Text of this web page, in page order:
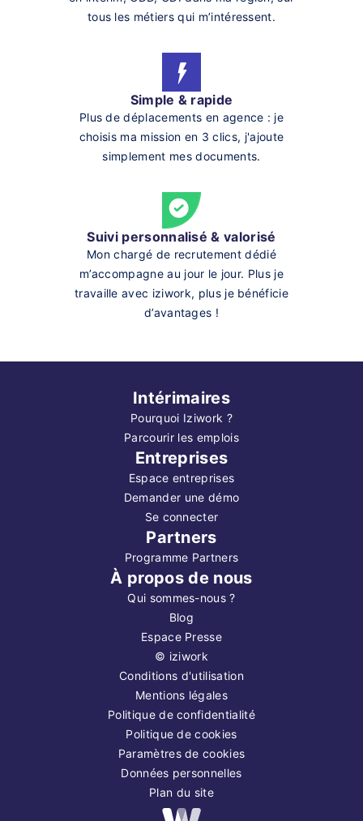
tous les métiers qui m’intéressent.
Simple & rapide
Plus de déplacements en agence : je
choisis ma mission en 3 clics, j'ajoute
simplement mes documents.
Suivi personnalisé & valorisé
Mon chargé de recrutement dédié
m’accompagne au jour le jour. Plus je
travaille avec iziwork, plus je bénéficie
d’avantages !
Intérimaires
Pourquoi Iziwork ?
Parcourir les emplois
Entreprises
Espace entreprises
Demander une démo
Se connecter
Partners
Programme Partners
À propos de nous
Qui sommes-nous ?
Blog
Espace Presse
© iziwork
Conditions d'utilisation
Mentions légales
Politique de confidentialité
Politique de cookies
Paramètres de cookies
Données personnelles
Plan du site